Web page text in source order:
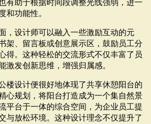
有助于根据时间段调整光线强弱，进一
和功能性。
，设计师可以融入一些激励互动的元
架、留言板或创意展示区，鼓励员工分
得。这种轻松的交流形式不仅丰富了员
激发创新思维，增强归属感。
楼设计便很好地体现了共享休憩阳台的
心规划，将阳台打造成为一个集自然景
平台于一体的综合空间，为企业员工提
与放松环境。这种设计理念不仅提升了